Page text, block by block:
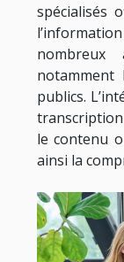
spécialisés
notamment
publics.
le contenu
ainsi la